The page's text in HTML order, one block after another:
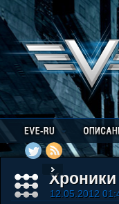
Хроники
12.05.2012